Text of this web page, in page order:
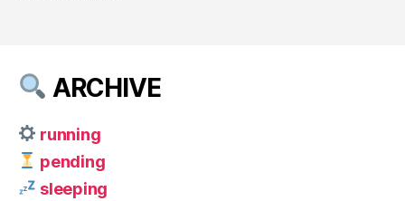
ARCHIVE
running
pending
sleeping